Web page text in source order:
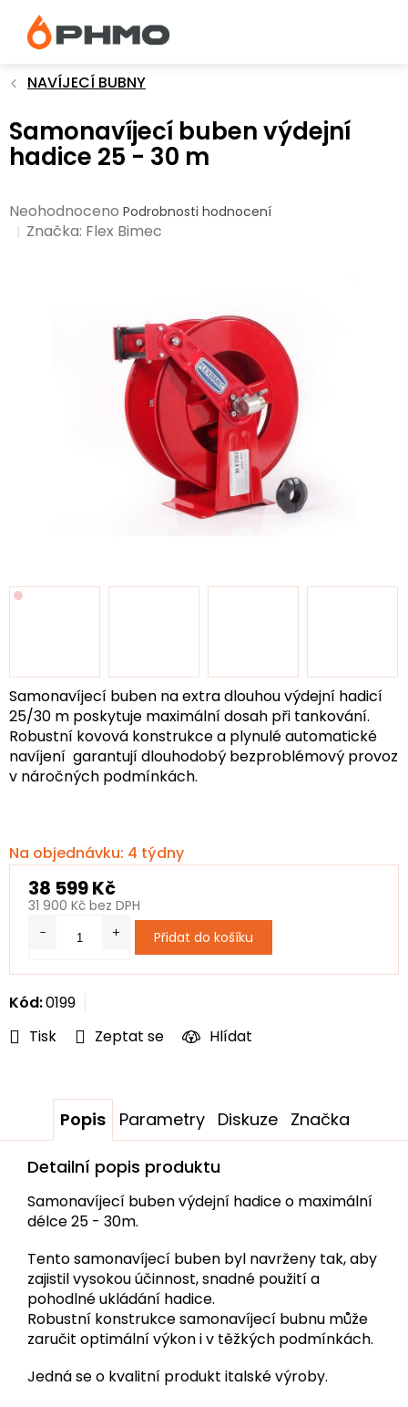
obsah
NAVÍJECÍ BUBNY
Samonavíjecí buben výdejní
hadice 25 - 30 m
Průměrné
hodnocení
Neohodnoceno Podrobnosti hodnocení
Značka: Flex Bimec
Samonavíjecí buben na extra dlouhou výdejní hadicí
25/30 m poskytuje maximální dosah při tankování.
Robustní kovová konstrukce a plynulé automatické
navíjení garantují dlouhodobý bezproblémový provoz
v náročných podmínkách.
Tisk Zeptat se Hlídat
Kód:0199
Na objednávku: 4 týdny
38 599 Kč
31 900 Kč bez DPH
Přidat do košíku
Popis Parametry Diskuze Značka
Detailní popis produktu
Samonavíjecí buben výdejní hadice o maximální
délce 25 - 30m.
Tento samonavíjecí buben byl navrženy tak, aby
zajistil vysokou účinnost, snadné použití a
pohodlné ukládání hadice.
Robustní konstrukce samonavíjecí bubnu může
zaručit optimální výkon i v těžkých podmínkách.
Jedná se o kvalitní produkt italské výroby.